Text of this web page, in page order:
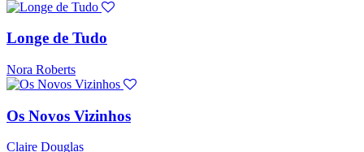
Longe de Tudo
Nora Roberts
Os Novos Vizinhos
Claire Douglas